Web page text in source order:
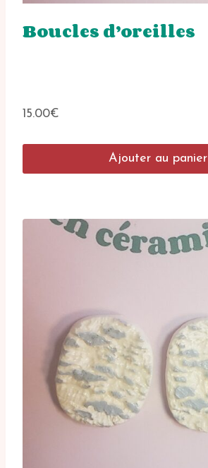
Boucles d’oreilles
15.00€
Ajouter au panier